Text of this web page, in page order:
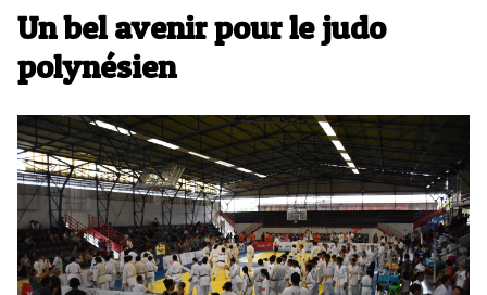
Un bel avenir pour le judo
polynésien